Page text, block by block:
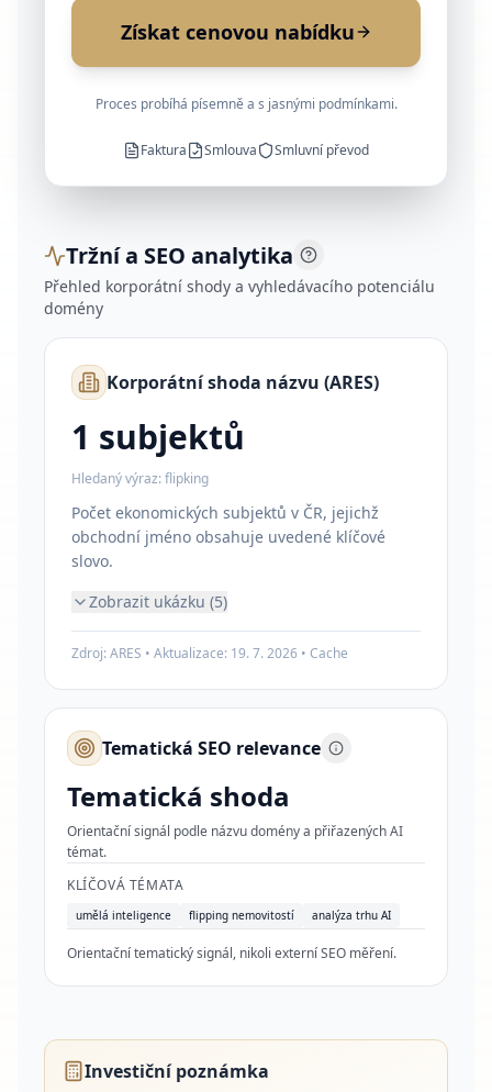
Získat cenovou nabídku
Proces probíhá písemně a s jasnými podmínkami.
Faktura Smlouva Smluvní převod
Tržní a SEO analytika
Přehled korporátní shody a vyhledávacího potenciálu
domény
Korporátní shoda názvu (ARES)
1 subjektů
Hledaný výraz:flipking
Počet ekonomických subjektů v ČR, jejichž
obchodní jméno obsahuje uvedené klíčové
slovo.
Zobrazit ukázku (5)
Zdroj: ARES • Aktualizace: 19. 7. 2026 • Cache
Tematická SEO relevance
Tematická shoda
Orientační signál podle názvu domény a přiřazených AI
témat.
KLÍČOVÁ TÉMATA
umělá inteligence flipping nemovitostí analýza trhu AI
Orientační tematický signál, nikoli externí SEO měření.
Investiční poznámka